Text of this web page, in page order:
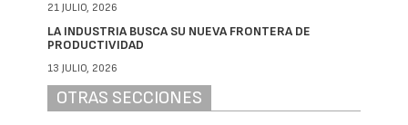
21 JULIO, 2026
LA INDUSTRIA BUSCA SU NUEVA FRONTERA DE
PRODUCTIVIDAD
13 JULIO, 2026
OTRAS SECCIONES